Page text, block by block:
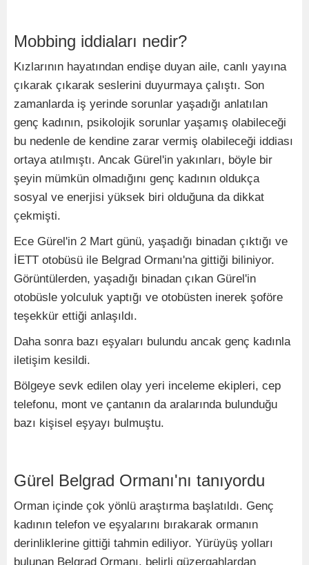
Mobbing iddiaları nedir?
Kızlarının hayatından endişe duyan aile, canlı yayına
çıkarak çıkarak seslerini duyurmaya çalıştı. Son
zamanlarda iş yerinde sorunlar yaşadığı anlatılan
genç kadının, psikolojik sorunlar yaşamış olabileceği
bu nedenle de kendine zarar vermiş olabileceği iddiası
ortaya atılmıştı. Ancak Gürel'in yakınları, böyle bir
şeyin mümkün olmadığını genç kadının oldukça
sosyal ve enerjisi yüksek biri olduğuna da dikkat
çekmişti.
Ece Gürel'in 2 Mart günü, yaşadığı binadan çıktığı ve
İETT otobüsü ile Belgrad Ormanı'na gittiği biliniyor.
Görüntülerden, yaşadığı binadan çıkan Gürel'in
otobüsle yolculuk yaptığı ve otobüsten inerek şoföre
teşekkür ettiği anlaşıldı.
Daha sonra bazı eşyaları bulundu ancak genç kadınla
iletişim kesildi.
Bölgeye sevk edilen olay yeri inceleme ekipleri, cep
telefonu, mont ve çantanın da aralarında bulunduğu
bazı kişisel eşyayı bulmuştu.
Gürel Belgrad Ormanı'nı tanıyordu
Orman içinde çok yönlü araştırma başlatıldı. Genç
kadının telefon ve eşyalarını bırakarak ormanın
derinliklerine gittiği tahmin ediliyor. Yürüyüş yolları
bulunan Belgrad Ormanı, belirli güzergahlardan